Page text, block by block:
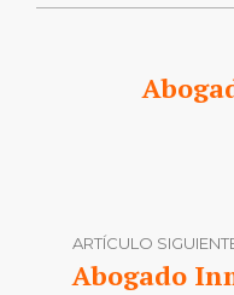
ARTÍCULO
Abogado